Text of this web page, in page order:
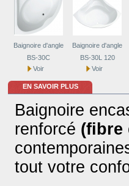
Baignoire d'angle
BS-30C
Voir
Baignoire d'angle
BS-30L 120
Voir
EN SAVOIR PLUS
Baignoire
renforcé (fibre
tout votre